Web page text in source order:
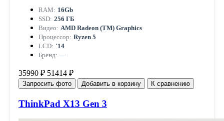
RAM: 16Gb
SSD: 256 ГБ
Видео: AMD Radeon (TM) Graphics
Процессор: Ryzen 5
LCD: '14
Бренд: —
35990 ₽ 51414 ₽
Запросить фото Добавить в корзину К сравнению
ThinkPad X13 Gen 3